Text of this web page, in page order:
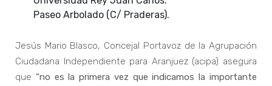
Paseo Arbolado (C/ Praderas).
Jesús Mario Blasco, Concejal Portavoz de la Agrupación
Ciudadana Independiente para Aranjuez (acipa) asegura
que “no es la primera vez que indicamos la importante